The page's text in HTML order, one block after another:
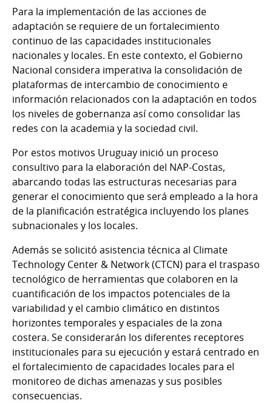
Para la implementación de las acciones de
adaptación se requiere de un fortalecimiento
continuo de las capacidades institucionales
nacionales y locales. En este contexto, el Gobierno
Nacional considera imperativa la consolidación de
plataformas de intercambio de conocimiento e
información relacionados con la adaptación en todos
los niveles de gobernanza así como consolidar las
redes con la academia y la sociedad civil.
Por estos motivos Uruguay inició un proceso
consultivo para la elaboración del NAP-Costas,
abarcando todas las estructuras necesarias para
generar el conocimiento que será empleado a la hora
de la planificación estratégica incluyendo los planes
subnacionales y los locales.
Además se solicitó asistencia técnica al Climate
Technology Center & Network (CTCN) para el traspaso
tecnológico de herramientas que colaboren en la
cuantificación de los impactos potenciales de la
variabilidad y el cambio climático en distintos
horizontes temporales y espaciales de la zona
costera. Se considerarán los diferentes receptores
institucionales para su ejecución y estará centrado en
el fortalecimiento de capacidades locales para el
monitoreo de dichas amenazas y sus posibles
consecuencias.